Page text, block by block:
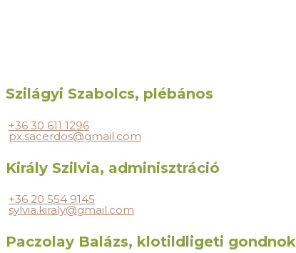
Szilágyi Szabolcs, plébános
+36 30 611 1296
px.sacerdos@gmail.com
Király Szilvia, adminisztráció
+36 20 554 9145
sylvia.kiraly@gmail.com
Paczolay Balázs, klotildligeti gondnok